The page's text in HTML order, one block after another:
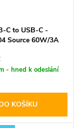
C to USB-C -
Source 60W/3A
- hned k odeslání
KOŠÍKU